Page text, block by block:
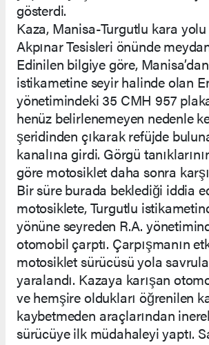
gösterdi.
Kaza, Manisa-Turgutlu kara
Akpınar Tesisleri önünde
Edinilen bilgiye göre,
istikametine seyir halinde olan
yönetimindeki 35 CMH 957
henüz belirlenemeyen nedenle
şeridinden çıkarak refüjde
kanalına girdi. Görgü
göre motosiklet daha sonra
Bir süre burada beklediği iddia
motosiklete, Turgutlu
yönüne seyreden R.A.
otomobil çarptı. Çarpışmanın
motosiklet sürücüsü yola
yaralandı. Kazaya karışan
ve hemşire oldukları öğrenilen
kaybetmeden araçlarından
sürücüye ilk müdahaleyi yaptı.